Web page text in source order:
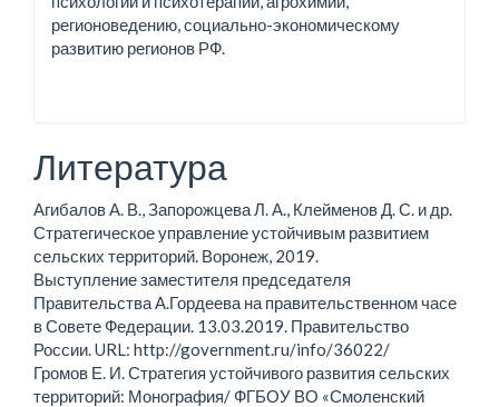
регионоведению, социально-экономическому
развитию регионов РФ.
Литература
Агибалов А. В., Запорожцева Л. А., Клейменов Д. С. и др.
Стратегическое управление устойчивым развитием
сельских территорий. Воронеж, 2019.
Выступление заместителя председателя
Правительства А.Гордеева на правительственном часе
в Совете Федерации. 13.03.2019. Правительство
России. URL: http://government.ru/info/36022/
Громов Е. И. Стратегия устойчивого развития сельских
территорий: Монография/ ФГБОУ ВО «Смоленский